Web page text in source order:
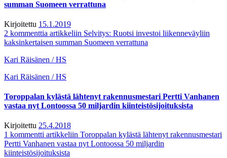
summan Suomeen verrattuna
Kirjoitettu 15.1.2019
2 kommenttia artikkeliin Selvitys: Ruotsi investoi liikenneväyliin
kaksinkertaisen summan Suomeen verrattuna
Kari Räisänen / HS
Kari Räisänen / HS
Toroppalan kylästä lähtenyt rakennusmestari Pertti Vanhanen
vastaa nyt Lontoossa 50 miljardin kiinteistösijoituksista
Kirjoitettu 25.4.2018
1 kommentti artikkeliin Toroppalan kylästä lähtenyt rakennusmestari
Pertti Vanhanen vastaa nyt Lontoossa 50 miljardin
kiinteistösijoituksista